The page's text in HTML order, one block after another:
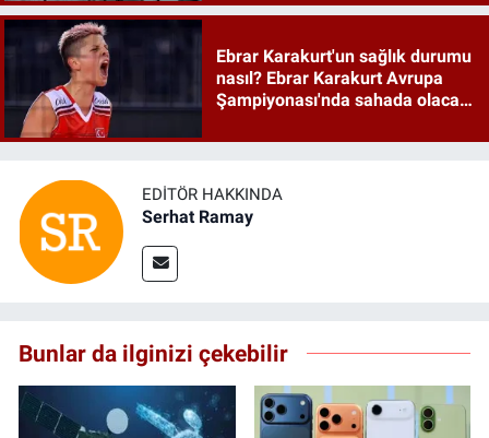
Ebrar Karakurt'un sağlık durumu
nasıl? Ebrar Karakurt Avrupa
Şampiyonası'nda sahada olacak
EDITÖR HAKKINDA
Serhat Ramay
Bunlar da ilginizi çekebilir